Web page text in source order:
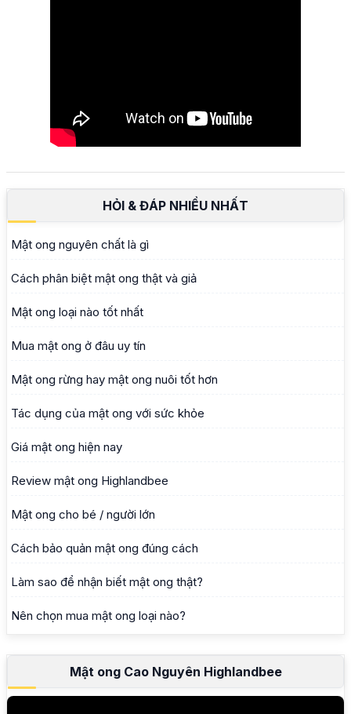
HỎI & ĐÁP NHIỀU NHẤT
Mật ong nguyên chất là gì
Cách phân biệt mật ong thật và giả
Mật ong loại nào tốt nhất
Mua mật ong ở đâu uy tín
Mật ong rừng hay mật ong nuôi tốt hơn
Tác dụng của mật ong với sức khỏe
Giá mật ong hiện nay
Review mật ong Highlandbee
Mật ong cho bé / người lớn
Cách bảo quản mật ong đúng cách
Làm sao để nhận biết mật ong thật?
Nên chọn mua mật ong loại nào?
Mật ong Cao Nguyên Highlandbee